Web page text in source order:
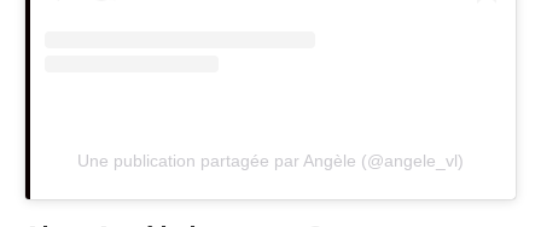
Une publication partagée par Angèle (@angele_vl)